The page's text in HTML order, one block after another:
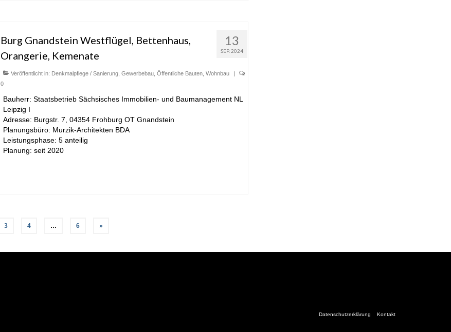
13
SEP. 2024
Burg Gnandstein Westflügel, Bettenhaus,
Orangerie, Kemenate
Veröffentlicht in: Denkmalpflege / Sanierung, Gewerbebau, Öffentliche Bauten, Wohnbau
|
0
Bauherr: Staatsbetrieb Sächsisches Immobilien- und Baumanagement NL
Leipzig I
Adresse: Burgstr. 7, 04354 Frohburg OT Gnandstein
Planungsbüro: Murzik-Architekten BDA
Leistungsphase: 5 anteilig
Planung: seit 2020
3 4 … 6 »
Datenschutzerklärung Kontakt